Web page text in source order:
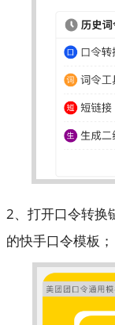
2、打开口令转换
的快手口令模板；